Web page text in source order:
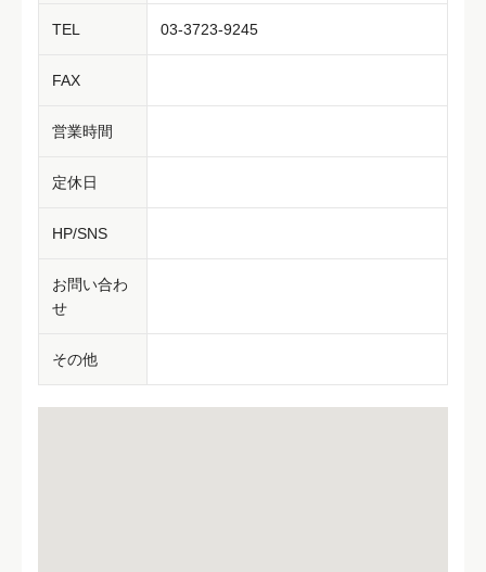
TEL 03-3723-9245
FAX
営業時間
定休日
HP/SNS
お問い合わ
せ
その他